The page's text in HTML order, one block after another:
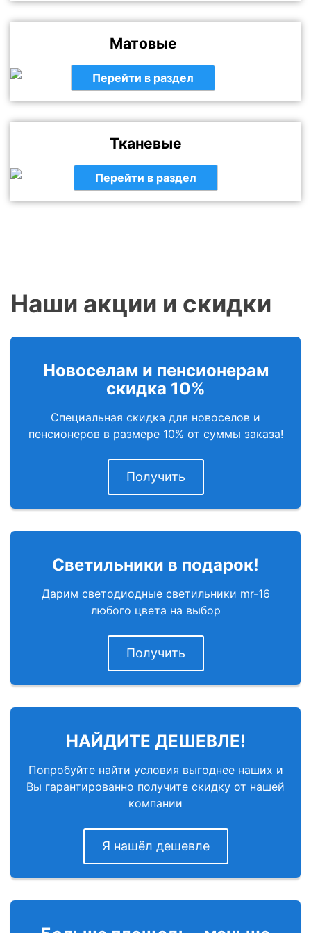
Матовые
Перейти в раздел
Тканевые
Перейти в раздел
Наши акции и скидки
Новоселам и пенсионерам
скидка 10%
Специальная скидка для новоселов и
пенсионеров в размере 10% от суммы заказа!
Получить
Светильники в подарок!
Дарим светодиодные светильники mr-16
любого цвета на выбор
Получить
НАЙДИТЕ ДЕШЕВЛЕ!
Попробуйте найти условия выгоднее наших и
Вы гарантированно получите скидку от нашей
компании
Я нашёл дешевле